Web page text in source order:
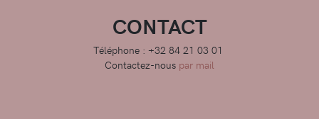
CONTACT
Téléphone : +32 84 21 03 01
Contactez-nous par mail